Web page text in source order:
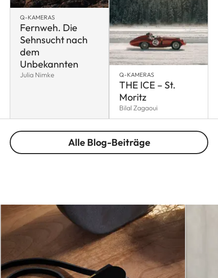
Q-KAMERAS
Fernweh. Die
Sehnsucht nach
dem
Unbekannten
Julia Nimke Q-KAMERAS
THE ICE – St.
Moritz
Bilal Zagaoui
Alle Blog-Beiträge